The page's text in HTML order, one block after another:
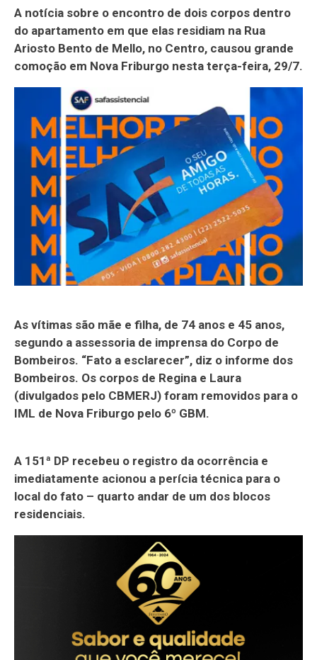
A notícia sobre o encontro de dois corpos dentro
do apartamento em que elas residiam na Rua
Ariosto Bento de Mello, no Centro, causou grande
comoção em Nova Friburgo nesta terça-feira, 29/7.
As vítimas são mãe e filha, de 74 anos e 45 anos,
segundo a assessoria de imprensa do Corpo de
Bombeiros. “Fato a esclarecer”, diz o informe dos
Bombeiros. Os corpos de Regina e Laura
(divulgados pelo CBMERJ) foram removidos para o
IML de Nova Friburgo pelo 6º GBM.
A 151ª DP recebeu o registro da ocorrência e
imediatamente acionou a perícia técnica para o
local do fato – quarto andar de um dos blocos
residenciais.